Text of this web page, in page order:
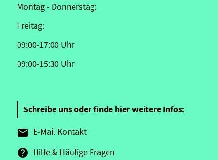
Montag - Donnerstag:
Freitag:
09:00-17:00 Uhr
09:00-15:30 Uhr
Schreibe uns oder finde hier weitere Infos:
 E-Mail Kontakt
 Hilfe & Häufige Fragen